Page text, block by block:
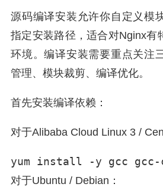
源码编译安装允许你自定义模
指定安装路径，适合对Nginx有
环境。编译安装需要重点关注
管理、模块裁剪、编译优化。
首先安装编译依赖：
对于Alibaba Cloud Linux 3 /
yum install -y gcc gcc-
对于Ubuntu / Debian：